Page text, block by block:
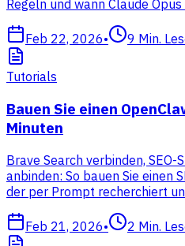
Regeln und wann Claude
Feb 22, 2026• 9 Min.
Tutorials
Bauen Sie einen
Minuten
Brave Search verbinden,
anbinden: So bauen Sie einen
der per Prompt recherchiert
Feb 21, 2026• 2 Min.